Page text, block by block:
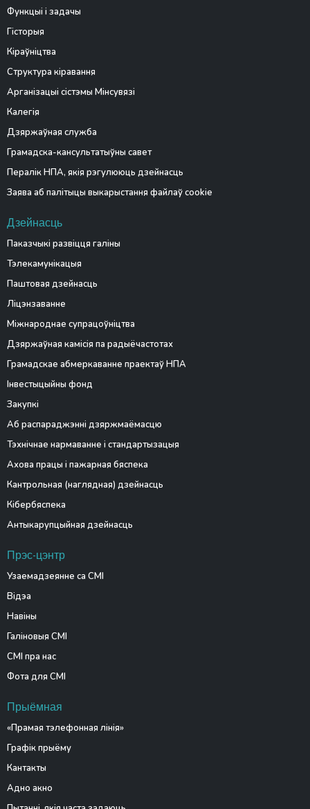
Функцыі і задачы
Гісторыя
Кіраўніцтва
Структура кіравання
Арганізацыі сістэмы Мінсувязі
Калегія
Дзяржаўная служба
Грамадска-кансультатыўны савет
Пералік НПА, якія рэгулююць дзейнасць
Заява аб палітыцы выкарыстання файлаў cookie
Дзейнасць
Паказчыкі развіцця галіны
Тэлекамунікацыя
Паштовая дзейнасць
Ліцэнзаванне
Міжнароднае супрацоўніцтва
Дзяржаўная камісія па радыёчастотах
Грамадскае абмеркаванне праектаў НПА
Інвестыцыйны фонд
Закупкі
Аб распараджэнні дзяржмаёмасцю
Тэхнічнае нармаванне і стандартызацыя
Ахова працы і пажарная бяспека
Кантрольная (наглядная) дзейнасць
Кібербяспека
Антыкарупцыйная дзейнасць
Прэс-цэнтр
Узаемадзеянне са СМІ
Відэа
Навіны
Галіновыя СМІ
СМІ пра нас
Фота для СМІ
Прыёмная
«Прамая тэлефонная лінія»
Графік прыёму
Кантакты
Адно акно